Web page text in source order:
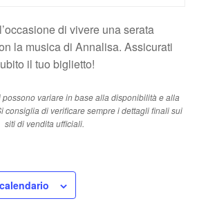
di vivere una serata
la musica di Annalisa. Assicurati
il tuo biglietto!
variare in base alla disponibilità e alla
consiglia di verificare sempre i dettagli finali sui
siti di vendita ufficiali.